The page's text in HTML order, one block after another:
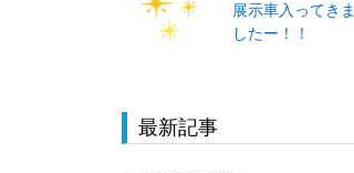
展示車入ってきま
したー！！
最新記事